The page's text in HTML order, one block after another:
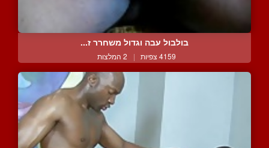
בולבול עבה וגדול משחרר ז...
4159 צפיות | 2 המלצות